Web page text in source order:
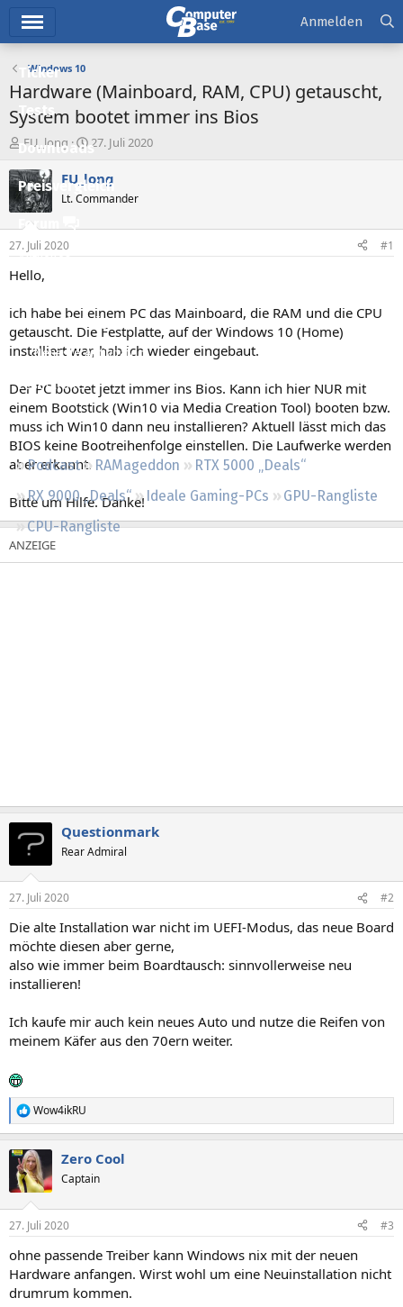
Ticker
Tests
Downloads
Preisvergleich
Forum
Aktuelles
Neue Beiträge
Neueste Aktivitäten
Leserartikel
Regeln
Podcast RAMageddon
RTX 5000 „Deals“
RX 9000 „Deals“
Ideale Gaming-PCs
GPU-Rangliste
CPU-Rangliste
Anmelden
Windows 10
Hardware (Mainboard, RAM, CPU) getauscht,
System bootet immer ins Bios
E
r
s
t
e
e
r
FU_long
E
r
s
e
t
27. Juli 2020
FU_long
Lt. Commander
27. Juli 2020 #1
Hello,
ich habe bei einem PC das Mainboard, die RAM und die CPU
getauscht. Die Festplatte, auf der Windows 10 (Home)
installiert war, hab ich wieder eingebaut.
Der PC bootet jetzt immer ins Bios. Kann ich hier NUR mit
einem Bootstick (Win10 via Media Creation Tool) booten bzw.
muss ich Win10 dann neu installieren? Aktuell lässt mich das
BIOS keine Bootreihenfolge einstellen. Die Laufwerke werden
aber erkannt.
Bitte um Hilfe. Danke!
Questionmark
Rear Admiral
27. Juli 2020 #2
Die alte Installation war nicht im UEFI-Modus, das neue Board
möchte diesen aber gerne,
also wie immer beim Boardtausch: sinnvollerweise neu
installieren!
Ich kaufe mir auch kein neues Auto und nutze die Reifen von
meinem Käfer aus den 70ern weiter.
R
e
k
t
i
e
:
Wow4ikRU
Zero Cool
Captain
27. Juli 2020 #3
ohne passende Treiber kann Windows nix mit der neuen
Hardware anfangen. Wirst wohl um eine Neuinstallation nicht
drumrum kommen.